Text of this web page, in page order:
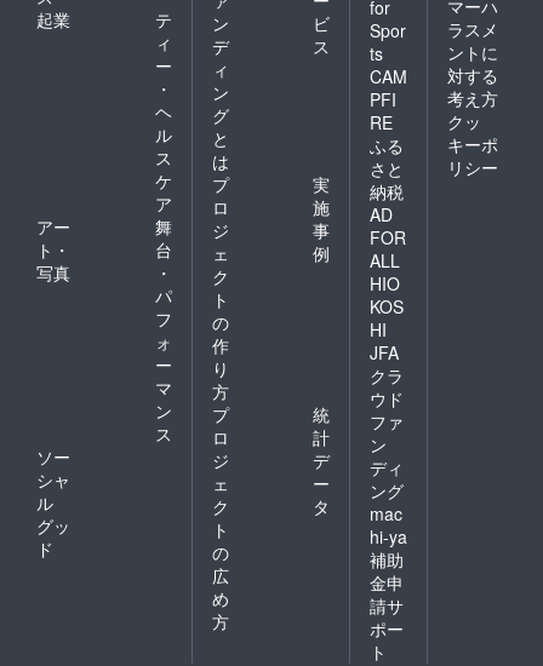
起業
テ
ィ
ー
・
ヘ
ル
ス
ケ
ア
アー
ト・
写真
舞
台
・
パ
フ
ォ
ー
マ
ン
ス
ソー
シャ
ル
グッ
ド
ン
デ
ィ
ン
グ
と
は
ビ
ス
プ
ロ
ジ
ェ
ク
ト
の
作
り
方
実
施
事
例
プ
ロ
ジ
ェ
ク
ト
の
広
め
方
統
計
デ
ー
タ
for
Spor
ts
CAM
PFI
RE
ふる
さと
納税
AD
FOR
ALL
HIO
KOS
HI
JFA
クラ
ウド
ファ
ン
ディ
ング
mac
hi-ya
補助
金申
請サ
ポー
ト
マーハ
ラスメ
ントに
対する
考え方
クッ
キーポ
リシー